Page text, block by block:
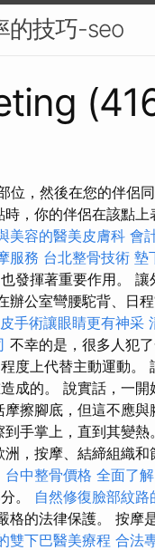
的技巧-seo
，然後在您的伴侶
，你的伴侶在該點
美容的醫美皮膚科 會
服務 台北整骨技術 墊
發揮著重要作用。
辦公室彎腰駝背、日
手術讓眼睛更有神采
不幸的是，很多人犯
度上代替主動運動。
成的。 說實話，一
擦腳底，但這不應
手掌上，直到其變
，按摩、結締組織
台中整骨價格 全面了
。 自然修復臉部紋路
格的法律保護。 按摩
雙下巴醫美療程 合法